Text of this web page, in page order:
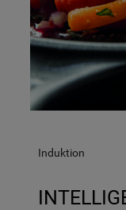
Induktion